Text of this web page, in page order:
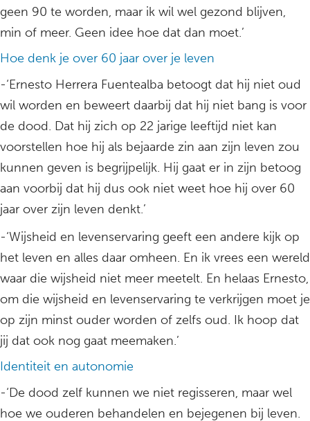
geen 90 te worden, maar ik wil wel gezond blijven,
min of meer. Geen idee hoe dat dan moet.’
Hoe denk je over 60 jaar over je leven
-‘Ernesto Herrera Fuentealba betoogt dat hij niet oud
wil worden en beweert daarbij dat hij niet bang is voor
de dood. Dat hij zich op 22 jarige leeftijd niet kan
voorstellen hoe hij als bejaarde zin aan zijn leven zou
kunnen geven is begrijpelijk. Hij gaat er in zijn betoog
aan voorbij dat hij dus ook niet weet hoe hij over 60
jaar over zijn leven denkt.’
-‘Wijsheid en levenservaring geeft een andere kijk op
het leven en alles daar omheen. En ik vrees een wereld
waar die wijsheid niet meer meetelt. En helaas Ernesto,
om die wijsheid en levenservaring te verkrijgen moet je
op zijn minst ouder worden of zelfs oud. Ik hoop dat
jij dat ook nog gaat meemaken.’
Identiteit en autonomie
-‘De dood zelf kunnen we niet regisseren, maar wel
hoe we ouderen behandelen en bejegenen bij leven.